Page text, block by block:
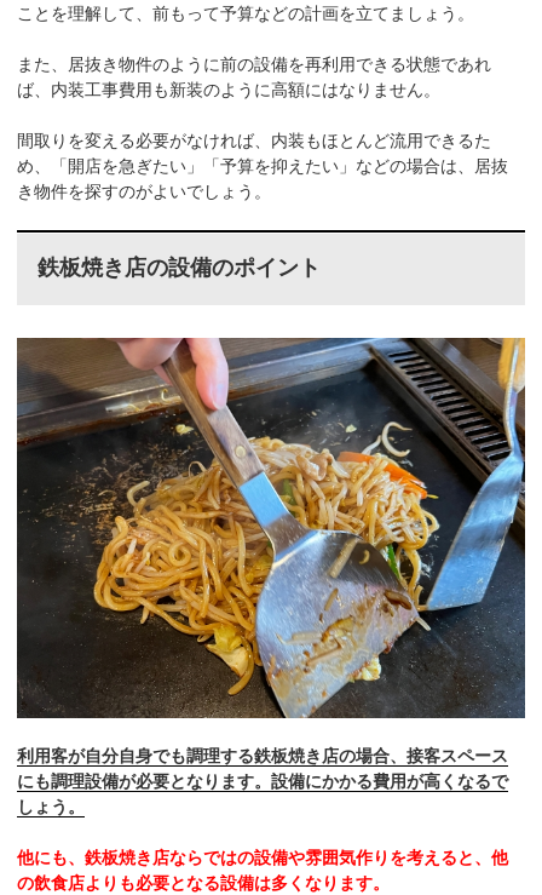
ことを理解して、前もって予算などの計画を立てましょう。
また、居抜き物件のように前の設備を再利用できる状態であれ
ば、内装工事費用も新装のように高額にはなりません。
間取りを変える必要がなければ、内装もほとんど流用できるた
め、「開店を急ぎたい」「予算を抑えたい」などの場合は、居抜
き物件を探すのがよいでしょう。
鉄板焼き店の設備のポイント
利用客が自分自身でも調理する鉄板焼き店の場合、接客スペース
にも調理設備が必要となります。設備にかかる費用が高くなるで
しょう。
他にも、鉄板焼き店ならではの設備や雰囲気作りを考えると、他
の飲食店よりも必要となる設備は多くなります。